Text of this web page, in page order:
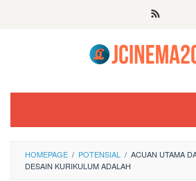
HOMEPAGE / POTENSIAL / ACUAN UTAMA
DESAIN KURIKULUM ADALAH